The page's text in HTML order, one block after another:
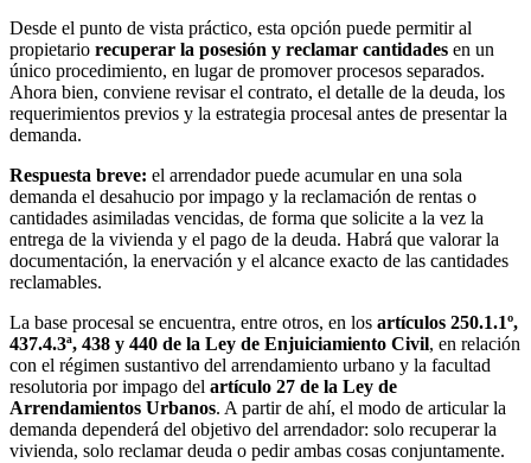
Desde el punto de vista práctico, esta opción puede permitir al
propietario recuperar la posesión y reclamar cantidades en un
único procedimiento, en lugar de promover procesos separados.
Ahora bien, conviene revisar el contrato, el detalle de la deuda, los
requerimientos previos y la estrategia procesal antes de presentar la
demanda.
Respuesta breve: el arrendador puede acumular en una sola
demanda el desahucio por impago y la reclamación de rentas o
cantidades asimiladas vencidas, de forma que solicite a la vez la
entrega de la vivienda y el pago de la deuda. Habrá que valorar la
documentación, la enervación y el alcance exacto de las cantidades
reclamables.
La base procesal se encuentra, entre otros, en los artículos 250.1.1º,
437.4.3ª, 438 y 440 de la Ley de Enjuiciamiento Civil, en relación
con el régimen sustantivo del arrendamiento urbano y la facultad
resolutoria por impago del artículo 27 de la Ley de
Arrendamientos Urbanos. A partir de ahí, el modo de articular la
demanda dependerá del objetivo del arrendador: solo recuperar la
vivienda, solo reclamar deuda o pedir ambas cosas conjuntamente.